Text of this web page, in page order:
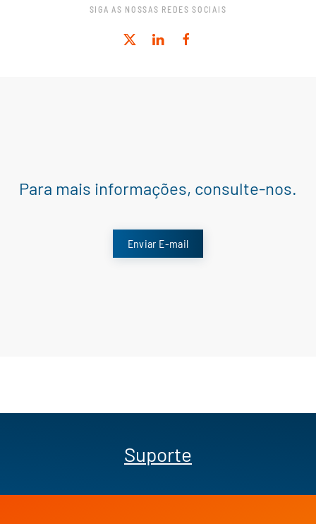
SIGA AS NOSSAS REDES SOCIAIS
Para mais informações, consulte-nos.
Enviar E-mail
Suporte